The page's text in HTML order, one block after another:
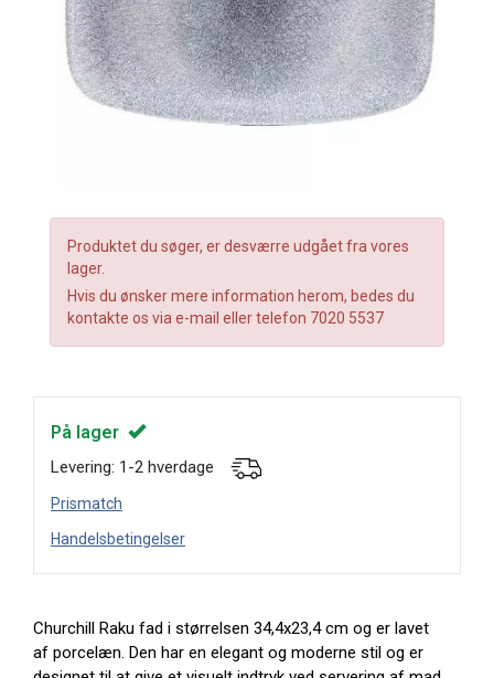
Produktet du søger, er desværre udgået fra vores
lager.
Hvis du ønsker mere information herom, bedes du
kontakte os via e-mail eller telefon 7020 5537
På lager
Levering: 1-2 hverdage
Prismatch
Handelsbetingelser
Churchill Raku fad i størrelsen 34,4x23,4 cm og er lavet
af porcelæn. Den har en elegant og moderne stil og er